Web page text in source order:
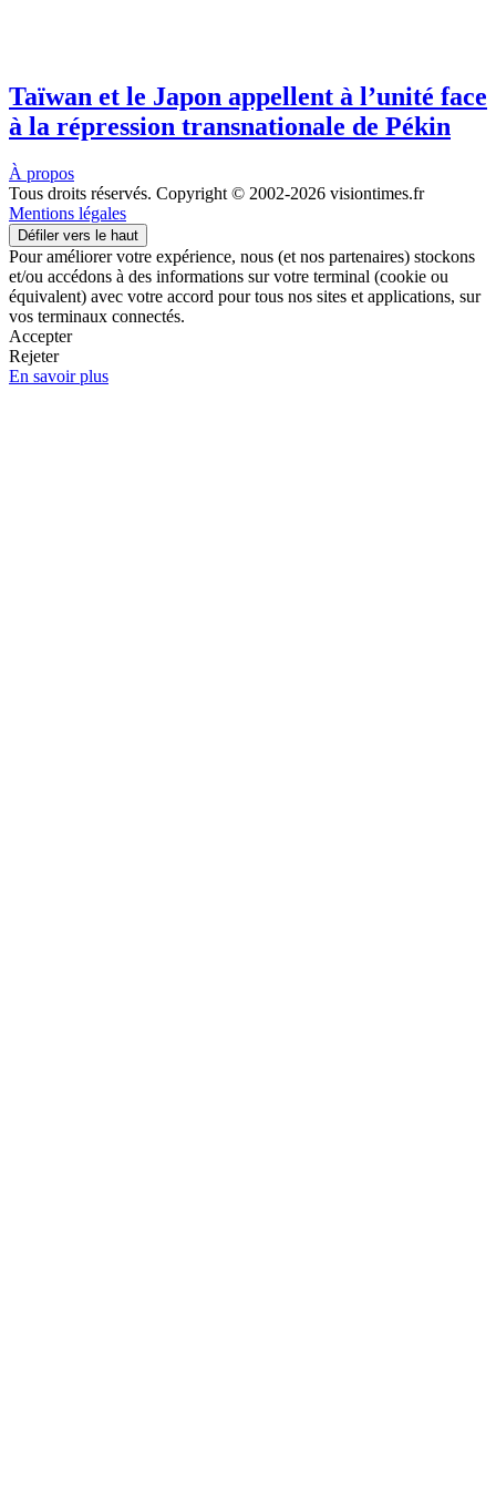
Taïwan et le Japon appellent à l’unité face
à la répression transnationale de Pékin
À propos
Tous droits réservés. Copyright © 2002-2026 visiontimes.fr
Mentions légales
Défiler vers le haut
Pour améliorer votre expérience, nous (et nos partenaires) stockons
et/ou accédons à des informations sur votre terminal (cookie ou
équivalent) avec votre accord pour tous nos sites et applications, sur
vos terminaux connectés.
Accepter
Rejeter
En savoir plus